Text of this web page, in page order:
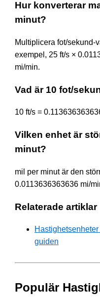
Hur konverterar
minut?
Multiplicera fot/sekund-
exempel, 25 ft/s ×
mi/min.
Vad är 10 fot/
10 ft/s =
Vilken enhet är
minut?
mil per minut är den
0.0113636363636 mi/
Relaterade artiklar
guiden
Populär